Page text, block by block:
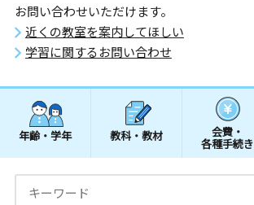
お問い合わせいただけます。
近くの教室を案内してほしい
学習に関するお問い合わせ
年齢・学年 教科・教材 会費・
各種手続き